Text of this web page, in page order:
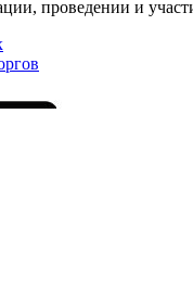
проведении и